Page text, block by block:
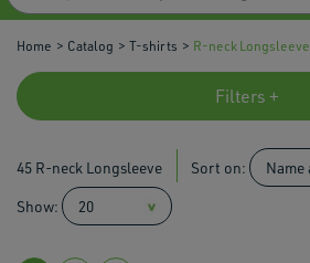
Home Catalog T-shirts R-neck Longsleeve
Filters +
45 R-neck Longsleeve Sort on:
Show: